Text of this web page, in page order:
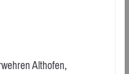
Althofen,